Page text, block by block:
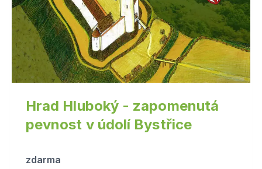
Hrad Hluboký - zapomenutá
pevnost v údolí Bystřice
zdarma